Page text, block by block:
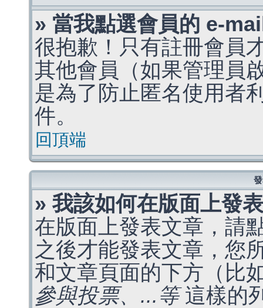
» 當我點選會員的 e-
很抱歉！只有註冊會員
其他會員（如果管理員
是為了防止匿名使用者
件。
回頂端
» 我該如何在版面上發
在版面上發表文章，請
之後才能發表文章，您
和文章頁面的下方（比
參與投票、...等這樣的